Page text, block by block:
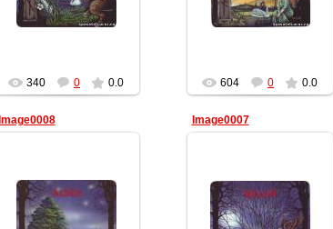
340 0 0.0 604 0 0.0
Image0008 Image0007